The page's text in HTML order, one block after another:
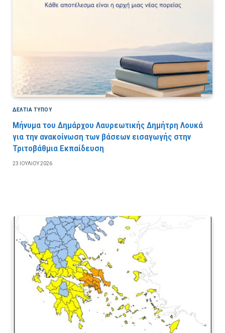
ΔΕΛΤΙΑ ΤΥΠΟΥ
Μήνυμα του Δημάρχου Λαυρεωτικής Δημήτρη Λουκά
για την ανακοίνωση των βάσεων εισαγωγής στην
Τριτοβάθμια Εκπαίδευση
23 ΙΟΥΛΊΟΥ 2026